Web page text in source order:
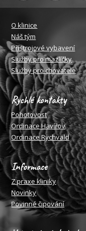
O klinice
Náš tým
Přístrojové vybavení
Služby pro mazlíčky
Služby pro chovatele
Rychlé kontakty
Pohotovost
Ordinace Havířov
Ordinace Rychvald
Informace
Z praxe kliniky
Novinky
Povinné čipování